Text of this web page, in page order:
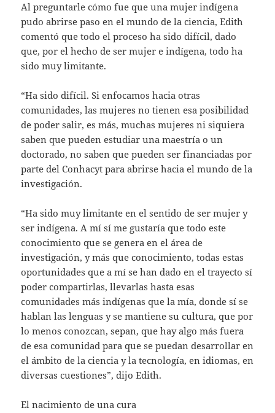
Al preguntarle cómo fue que una mujer indígena
pudo abrirse paso en el mundo de la ciencia, Edith
comentó que todo el proceso ha sido difícil, dado
que, por el hecho de ser mujer e indígena, todo ha
sido muy limitante.
“Ha sido difícil. Si enfocamos hacia otras
comunidades, las mujeres no tienen esa posibilidad
de poder salir, es más, muchas mujeres ni siquiera
saben que pueden estudiar una maestría o un
doctorado, no saben que pueden ser financiadas por
parte del Conhacyt para abrirse hacia el mundo de la
investigación.
“Ha sido muy limitante en el sentido de ser mujer y
ser indígena. A mí sí me gustaría que todo este
conocimiento que se genera en el área de
investigación, y más que conocimiento, todas estas
oportunidades que a mí se han dado en el trayecto sí
poder compartirlas, llevarlas hasta esas
comunidades más indígenas que la mía, donde sí se
hablan las lenguas y se mantiene su cultura, que por
lo menos conozcan, sepan, que hay algo más fuera
de esa comunidad para que se puedan desarrollar en
el ámbito de la ciencia y la tecnología, en idiomas, en
diversas cuestiones”, dijo Edith.
El nacimiento de una cura